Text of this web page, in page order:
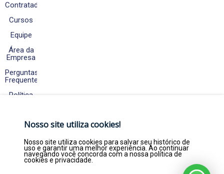
Contratados
Cursos
Equipe
Área da
Empresa
Perguntas
Frequentes
Política
Privacidade
Fale
Conosco
Nosso site utiliza cookies!
Nosso site utiliza cookies para salvar seu histórico de
uso e garantir uma melhor experiência. Ao continuar
navegando você concorda com a nossa política de
cookies e privacidade.